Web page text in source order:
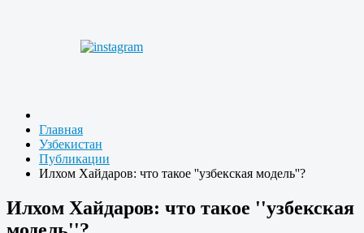
Главная
Узбекистан
Публикации
Илхом Хайдаров: что такое ''узбекская модель''?
Илхом Хайдаров: что такое ''узбекская